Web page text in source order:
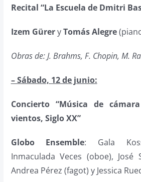
Recital “La Escuela de Dmitri
Izem GüreryTomás Alegre
Obras de: J. Brahms, F. Chopin, M.
– Sábado, 12 de junio:
Concierto “Música de
vientos, Siglo XX”
Globo Ensemble: Gala
Inmaculada Veces (oboe), José
Andrea Pérez (fagot) y Jessica